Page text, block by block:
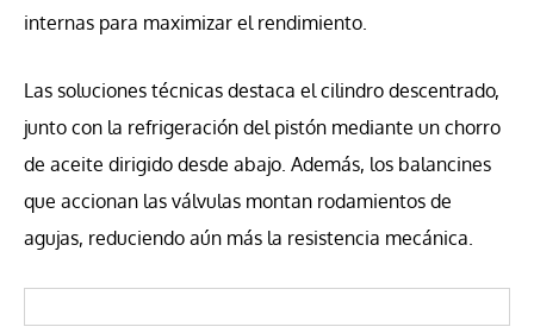
internas para maximizar el rendimiento.
Las soluciones técnicas destaca el cilindro descentrado,
junto con la refrigeración del pistón mediante un chorro
de aceite dirigido desde abajo. Además, los balancines
que accionan las válvulas montan rodamientos de
agujas, reduciendo aún más la resistencia mecánica.